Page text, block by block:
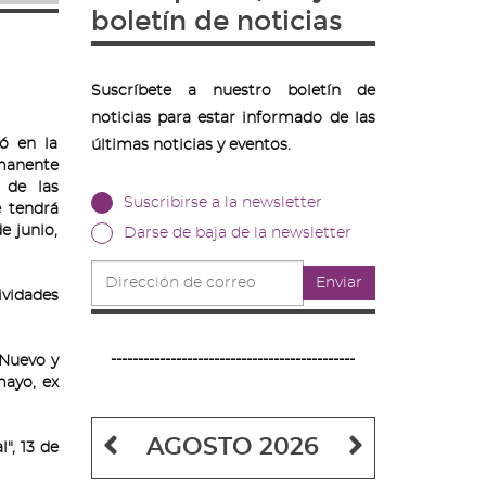
en la
de las
tendrá
junio,
y
ex
13 de
boletín de noticias
Suscríbete a nuestro boletín de
noticias para estar informado de las
últimas noticias y eventos.
Suscribirse a la newsletter
Darse de baja de la newsletter
de
correo
Enviar
---------------------------------------------
Mes
anterior
Mes
siguiente
AGOSTO 2026